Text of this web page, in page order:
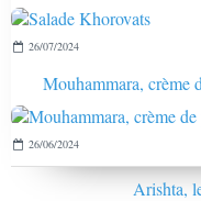
26/07/2024
Mouhammara, crème
26/06/2024
Arishta,